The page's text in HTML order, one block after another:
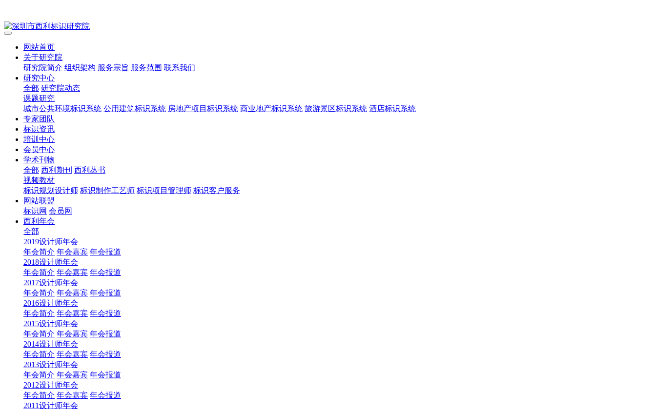
网站首页
关于研究院
研究院简介 组织架构 服务宗旨 服务范围 联系我们
研究中心
全部 研究院动态
课题研究
城市公共环境标识系统 公用建筑标识系统 房地产项目标识系统 商业地产标识系统 旅游景区标识系统 酒店标识系统
专家团队
标识资讯
培训中心
会员中心
学术刊物
全部 西利期刊 西利丛书
视频教材
标识规划设计师 标识制作工艺师 标识项目管理师 标识客户服务
网站联盟
标识网 会员网
西利年会
全部
2019设计师年会
年会简介 年会嘉宾 年会报道
2018设计师年会
年会简介 年会嘉宾 年会报道
2017设计师年会
年会简介 年会嘉宾 年会报道
2016设计师年会
年会简介 年会嘉宾 年会报道
2015设计师年会
年会简介 年会嘉宾 年会报道
2014设计师年会
年会简介 年会嘉宾 年会报道
2013设计师年会
年会简介 年会嘉宾 年会报道
2012设计师年会
年会简介 年会嘉宾 年会报道
2011设计师年会